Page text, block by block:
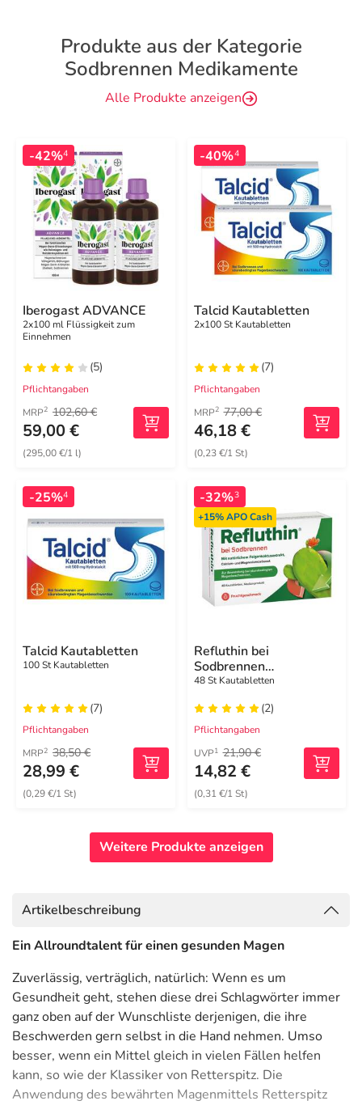
Produkte aus der Kategorie
Sodbrennen Medikamente
Alle Produkte anzeigen
-42%4
Iberogast ADVANCE
2x100 ml Flüssigkeit zum
Einnehmen
(5)
Pflichtangaben
MRP2 102,60 €
59,00 €
(295,00 €/1 l)
-40%4
Talcid Kautabletten
2x100 St Kautabletten
(7)
Pflichtangaben
MRP2 77,00 €
46,18 €
(0,23 €/1 St)
-25%4
Talcid Kautabletten
100 St Kautabletten
(7)
Pflichtangaben
MRP2 38,50 €
28,99 €
(0,29 €/1 St)
-32%3
+15%APO Cash
Refluthin bei
Sodbrennen
Kautabletten Frucht
48 St Kautabletten
(2)
Pflichtangaben
UVP1 21,90 €
14,82 €
(0,31 €/1 St)
Weitere Produkte anzeigen
Artikelbeschreibung
Ein Allroundtalent für einen gesunden Magen
Zuverlässig, verträglich, natürlich: Wenn es um
Gesundheit geht, stehen diese drei Schlagwörter immer
ganz oben auf der Wunschliste derjenigen, die ihre
Beschwerden gern selbst in die Hand nehmen. Umso
besser, wenn ein Mittel gleich in vielen Fällen helfen
kann, so wie der Klassiker von Retterspitz. Die
Anwendung des bewährten Magenmittels Retterspitz